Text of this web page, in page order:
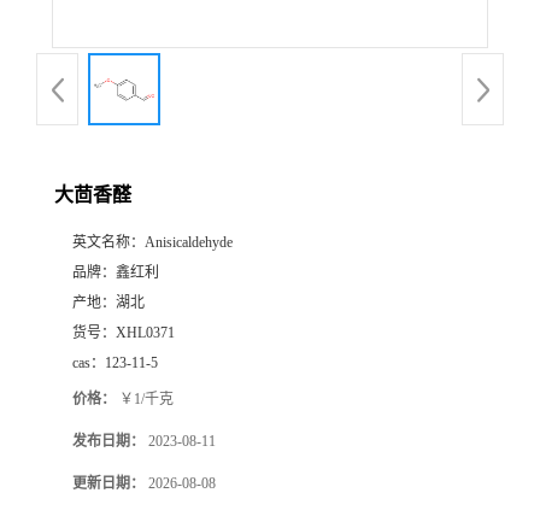
大茴香醛
英文名称： Anisicaldehyde
品牌： 鑫红利
产地： 湖北
货号： XHL0371
cas： 123-11-5
价格： ￥1/千克
发布日期： 2023-08-11
更新日期： 2026-08-08